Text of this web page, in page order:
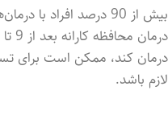
بیش از 90 درصد افراد
درمان کند، ممکن است برای
لازم باشد.